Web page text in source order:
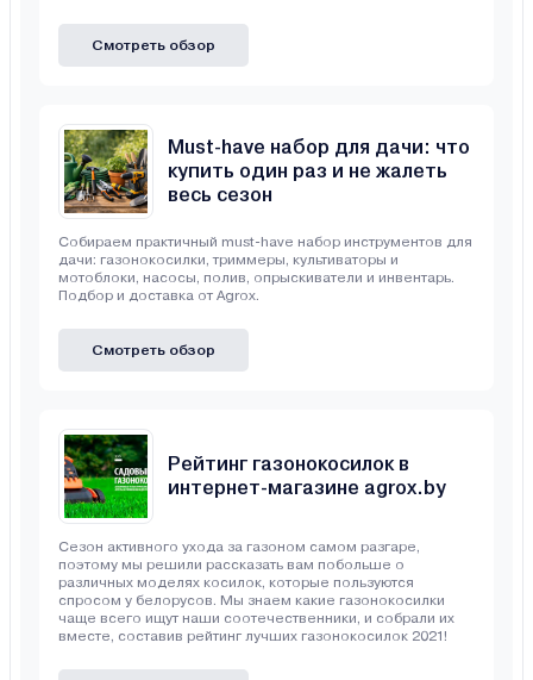
Смотреть обзор
Must-have набор для дачи: что
купить один раз и не жалеть
весь сезон
Собираем практичный must-have набор инструментов для
дачи: газонокосилки, триммеры, культиваторы и
мотоблоки, насосы, полив, опрыскиватели и инвентарь.
Подбор и доставка от Agrox.
Смотреть обзор
Рейтинг газонокосилок в
интернет-магазине agrox.by
Сезон активного ухода за газоном самом разгаре,
поэтому мы решили рассказать вам побольше о
различных моделях косилок, которые пользуются
спросом у белорусов. Мы знаем какие газонокосилки
чаще всего ищут наши соотечественники, и собрали их
вместе, составив рейтинг лучших газонокосилок 2021!